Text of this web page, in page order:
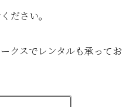
ださい。
クスでレンタルも承ってお